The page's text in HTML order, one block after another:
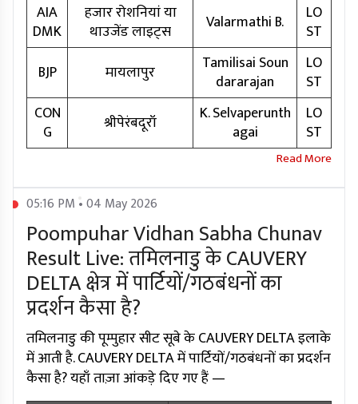
AIA
DMK
हजार रोशनियां या
थाउजेंड लाइट्स
Valarmathi B.
LO
ST
BJP
मायलापुर
Tamilisai Soun
dararajan
LO
ST
CON
G
श्रीपेरंबदूरॉ
K. Selvaperunth
agai
LO
ST
05:16 PM • 04 May 2026
Poompuhar Vidhan Sabha Chunav
Result Live: तमिलनाडु के CAUVERY
DELTA क्षेत्र में पार्टियों/गठबंधनों का
प्रदर्शन कैसा है?
तमिलनाडु की पूम्पुहार सीट सूबे के CAUVERY DELTA इलाके
में आती है. CAUVERY DELTA में पार्टियों/गठबंधनों का प्रदर्शन
कैसा है? यहाँ ताज़ा आंकड़े दिए गए हैं —